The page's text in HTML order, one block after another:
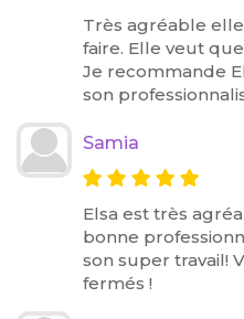
Très agréable
faire. Elle veut
Je recommande
son
Samia
Elsa est très
bonne
son super travail!
fermés !